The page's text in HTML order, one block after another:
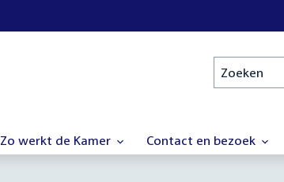
Zoeken
Zo werkt de Kamer Contact en bezoek